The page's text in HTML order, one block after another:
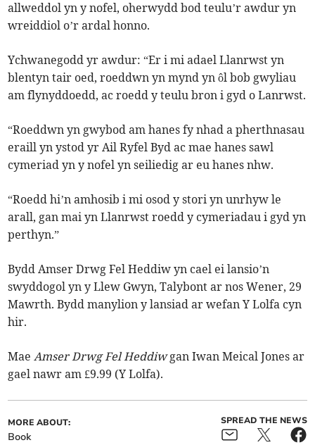
allweddol yn y nofel, oherwydd bod teulu’r awdur yn
wreiddiol o’r ardal honno.
Ychwanegodd yr awdur: “Er i mi adael Llanrwst yn
blentyn tair oed, roeddwn yn mynd yn ôl bob gwyliau
am flynyddoedd, ac roedd y teulu bron i gyd o Lanrwst.
“Roeddwn yn gwybod am hanes fy nhad a pherthnasau
eraill yn ystod yr Ail Ryfel Byd ac mae hanes sawl
cymeriad yn y nofel yn seiliedig ar eu hanes nhw.
“Roedd hi’n amhosib i mi osod y stori yn unrhyw le
arall, gan mai yn Llanrwst roedd y cymeriadau i gyd yn
perthyn.”
Bydd Amser Drwg Fel Heddiw yn cael ei lansio’n
swyddogol yn y Llew Gwyn, Talybont ar nos Wener, 29
Mawrth. Bydd manylion y lansiad ar wefan Y Lolfa cyn
hir.
MaeAmser Drwg Fel Heddiwgan Iwan Meical Jones ar
gael nawr am £9.99 (Y Lolfa).
MORE ABOUT:
Book
SPREAD THE NEWS